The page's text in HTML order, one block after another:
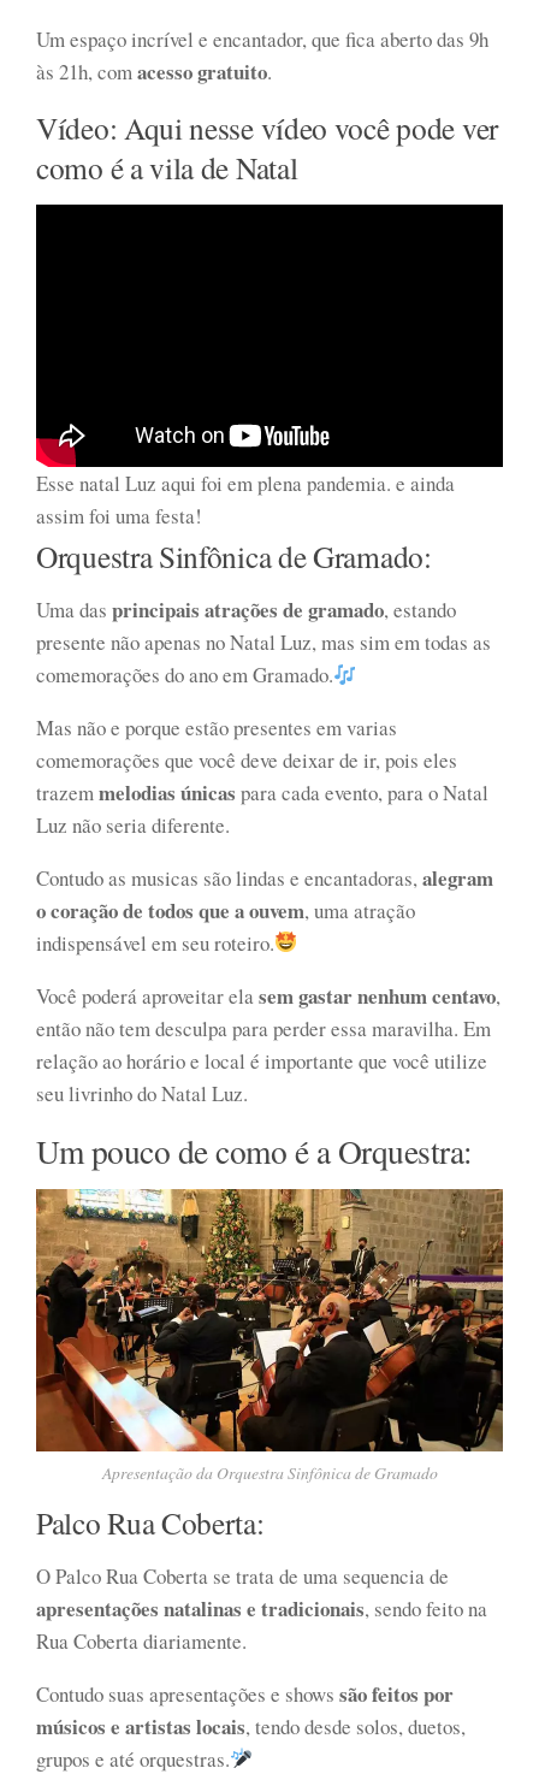
Um espaço incrível e encantador, que fica aberto das 9h
às 21h, comacesso gratuito.
Vídeo: Aqui nesse vídeo você pode ver
como é a vila de Natal
Esse natal Luz aqui foi em plena pandemia. e ainda
assim foi uma festa!
Orquestra Sinfônica de Gramado:
Uma das principais atrações de gramado, estando
presente não apenas no Natal Luz, mas sim em todas as
comemorações do ano em Gramado.
Mas não e porque estão presentes em varias
comemorações que você deve deixar de ir, pois eles
trazemmelodias únicas para cada evento, para o Natal
Luz não seria diferente.
Contudo as musicas são lindas e encantadoras,alegram
o coração de todos que a ouvem, uma atração
indispensável em seu roteiro.
Você poderá aproveitar elasem gastar nenhum centavo,
então não tem desculpa para perder essa maravilha. Em
relação ao horário e local é importante que você utilize
seu livrinho do Natal Luz.
Um pouco de como é a Orquestra:
Apresentação da Orquestra Sinfônica de Gramado
Palco Rua Coberta:
O Palco Rua Coberta se trata de uma sequencia de
apresentações natalinas e tradicionais, sendo feito na
Rua Coberta diariamente.
Contudo suas apresentações e shows são feitos por
músicos e artistas locais, tendo desde solos, duetos,
grupos e até orquestras.